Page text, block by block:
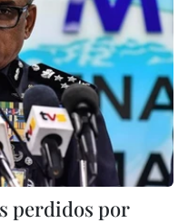
perdidos por